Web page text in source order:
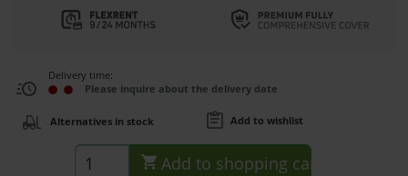
Delivery time:
Please inquire about the delivery date
Alternatives in stock Add to wishlist
Add to shopping cart